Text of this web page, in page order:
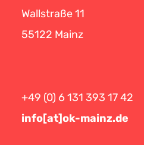
Wallstraße 11
55122 Mainz
+49 (0) 6 131 393 17 42
info[at]ok-mainz.de